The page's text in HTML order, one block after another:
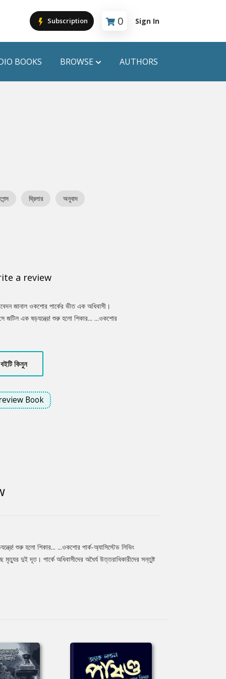
Subscription 0
Cart is empty
Sign In
BOOKS BROWSE AUTHORS
থ্রিলার অনুবাদ
a review
জানাল ওকশোর পার্কের ভীত এক অধিবাসী।
জটিল এক ষড়যন্ত্রে! শুরু হলো শিকার... ...ওকশোর
এই প্রতিষ্ঠানটাকে। কী নেই ওখানে?
করতে, খানিক পারিশ্রমিকের বিনিময়ে অর্থ-
দমিয়ে, সুবিচার প্রতিষ্ঠা করতে পারবে কি
বইটি কিনুন
Book
শুরু হলো শিকার... ...ওকশোর পার্ক-অ্যাসিস্টেড লিভিং
দুই দূত। পার্কে অধিবাসীদের অধৈর্য উত্তরাধিকারীদের সন্তুষ্ট